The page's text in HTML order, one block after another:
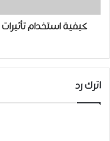
اترك رد